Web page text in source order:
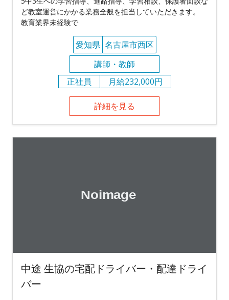
ど教室運営にかかる業務全般を担当していただきます。
教育業界未経験で
愛知県 名古屋市西区
講師・教師
正社員
月給232,000円
詳細を見る
中途 生協の宅配ドライバー・配達ドライ
バー